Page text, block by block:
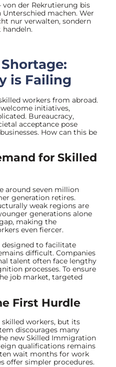
von der Rekrutierung bis
machen. Wer
nur verwalten, sondern
handeln.
is Failing
workers from abroad.
initiatives,
Bureaucracy,
acceptance pose
How can this be
for Skilled
around seven million
generation retires.
weak regions are
generations alone
making the
even fiercer.
to facilitate
difficult. Companies
talent often face lengthy
processes. To ensure
job market, targeted
First Hurdle
workers, but its
discourages many
new Skilled Immigration
qualifications remains
wait months for work
offer simpler procedures.